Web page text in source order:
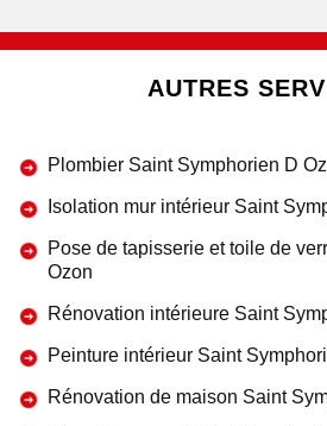
AUTRES
Plombier Saint Symphorien D
Isolation mur intérieur Saint
Pose de tapisserie et toile de
Ozon
Rénovation intérieure Saint
Peinture intérieur Saint
Rénovation de maison Saint